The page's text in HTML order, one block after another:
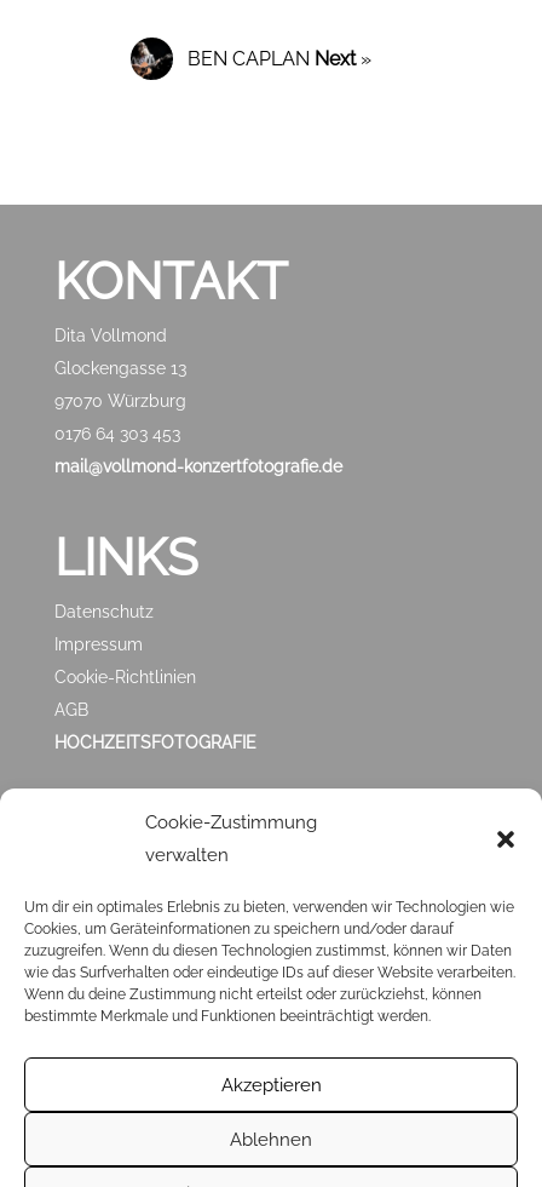
Cookie-Zustimmung
verwalten
Um dir ein optimales Erlebnis zu bieten, verwenden wir Technologien wie
Cookies, um Geräteinformationen zu speichern und/oder darauf
zuzugreifen. Wenn du diesen Technologien zustimmst, können wir Daten
wie das Surfverhalten oder eindeutige IDs auf dieser Website verarbeiten.
Wenn du deine Zustimmung nicht erteilst oder zurückziehst, können
bestimmte Merkmale und Funktionen beeinträchtigt werden.
Akzeptieren
Ablehnen
BEN CAPLAN Next»
KONTAKT
Dita Vollmond
Glockengasse 13
97070 Würzburg
0176 64 303 453
mail@vollmond-konzertfotografie.de
LINKS
Datenschutz
Impressum
Cookie-Richtlinien
AGB
HOCHZEITSFOTOGRAFIE
ZUFRIEDEN MIT
MIR?
Klick ❤️HIER❤️ und hinterlasse mir eineGOOGLE
BEWERTUNG. Ich veröffentliche sie dann auch hier in
den Testimonials.